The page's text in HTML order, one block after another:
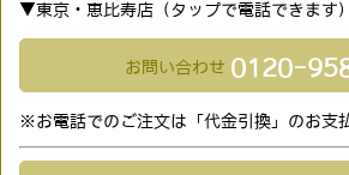
▼東京・恵比寿店（タップで電話できます)
お問い合わせ 0120-
※お電話でのご注文は「代金引換」のお支